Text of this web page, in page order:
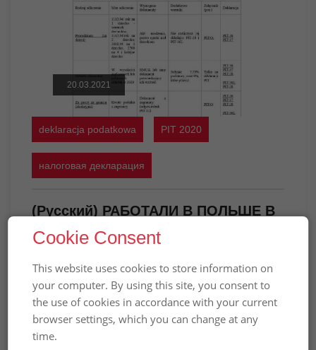
20.03.2021
deklaracja podatkowa PIT 2020
налоговая декларация
(Русский) РАБОТАЛИ В ПОЛЬШЕ В
2020 ГОДУ? ВАШ PIT УЖЕ ГОТОВ:
ИНТЕРНЕТ
Вибачте цей текст доступний тільки в
“Російська”.
Cookie Consent
This website uses cookies to store information on
your computer. By using this site, you consent to
the use of cookies in accordance with your current
browser settings, which you can change at any
time.